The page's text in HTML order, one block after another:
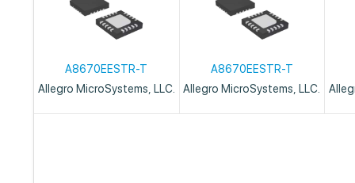
A8670EESTR-T
Allegro MicroSystems, LLC.
A8670EESTR-T
Allegro MicroSystems, LLC.